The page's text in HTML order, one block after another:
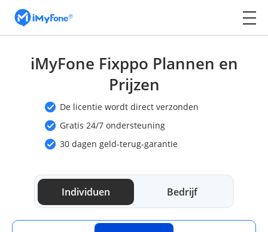
iMyFone Fixppo Plannen en
Prijzen
De licentie wordt direct verzonden
Gratis 24/7 ondersteuning
30 dagen geld-terug-garantie
Individuen Bedrijf